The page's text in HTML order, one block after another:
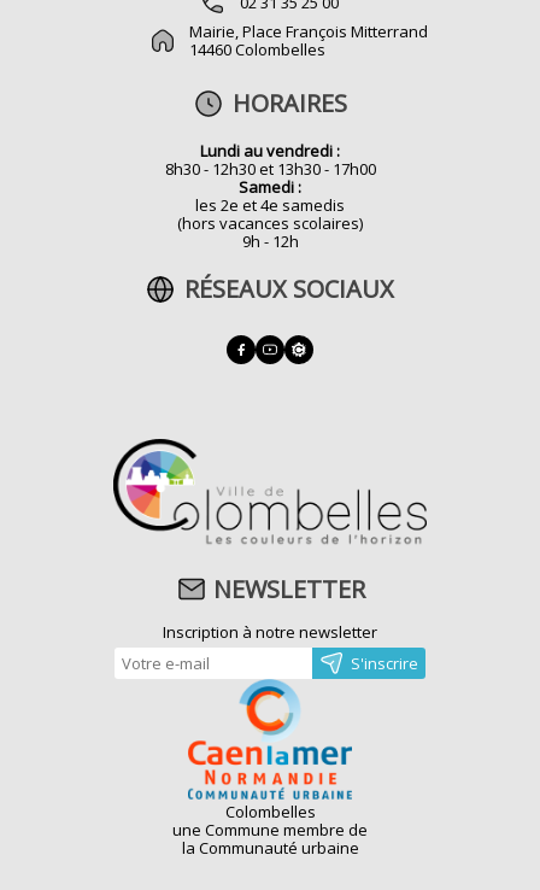
Mairie, Place François Mitterrand
14460 Colombelles
HORAIRES
Lundi au vendredi :
8h30 - 12h30 et 13h30 - 17h00
Samedi :
les 2e et 4e samedis
(hors vacances scolaires)
9h - 12h
RÉSEAUX SOCIAUX
NEWSLETTER
Inscription à notre newsletter
Colombelles
une Commune membre de
la Communauté urbaine